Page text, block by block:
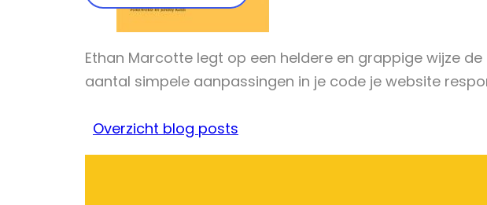
Ethan Marcotte legt op een heldere en grappige wijze
aantal simpele aanpassingen in je code je website
Overzicht blog posts